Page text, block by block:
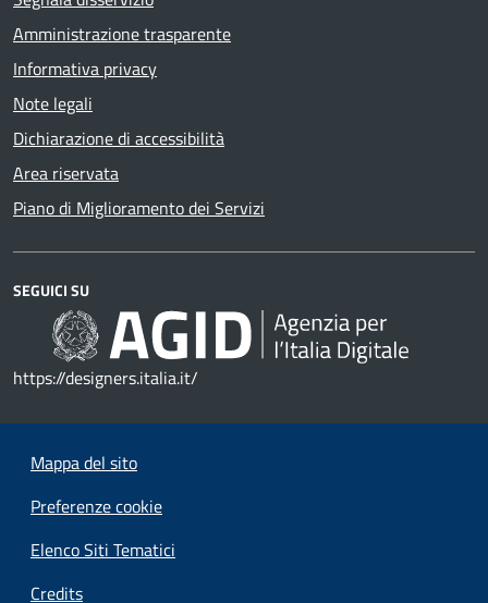
Amministrazione trasparente
Informativa privacy
Note legali
Dichiarazione di accessibilità
Area riservata
Piano di Miglioramento dei Servizi
SEGUICI SU
https://designers.italia.it/
Mappa del sito
Preferenze cookie
Elenco Siti Tematici
Credits